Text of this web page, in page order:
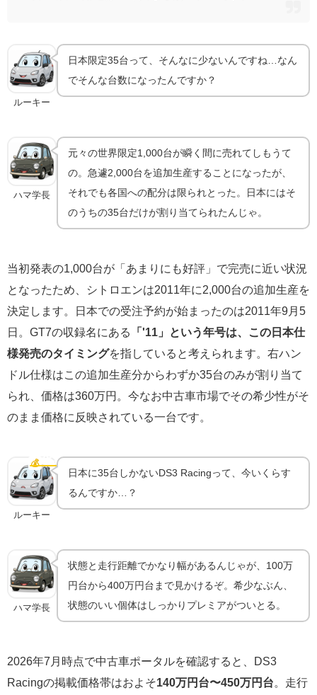
ルーキー
日本限定35台って、そんなに少ないんですね…なん
でそんな台数になったんですか？
ハマ学長
元々の世界限定1,000台が瞬く間に売れてしもうて
の。急遽2,000台を追加生産することになったが、
それでも各国への配分は限られとった。日本にはそ
のうちの35台だけが割り当てられたんじゃ。
当初発表の1,000台が「あまりにも好評」で完売に近い状況
となったため、シトロエンは2011年に2,000台の追加生産を
決定します。日本での受注予約が始まったのは2011年9月5
日。GT7の収録名にある
「'11」という年号は、この日本仕
様発売のタイミングを指していると考えられます。右ハン
ドル仕様はこの追加生産分からわずか35台のみが割り当て
られ、価格は360万円。今なお中古車市場でその希少性がそ
のまま価格に反映されている一台です。
💰 中古相場
DS3 Racingは今いくら？日本限定35台の希少価値
ルーキー
日本に35台しかないDS3 Racingって、今いくらす
るんですか…？
ハマ学長
状態と走行距離でかなり幅があるんじゃが、100万
円台から400万円台まで見かけるぞ。希少なぶん、
状態のいい個体はしっかりプレミアがついとる。
2026年7月時点で中古車ポータルを確認すると、DS3
Racingの掲載価格帯はおよそ140万円台〜450万円台 。走行